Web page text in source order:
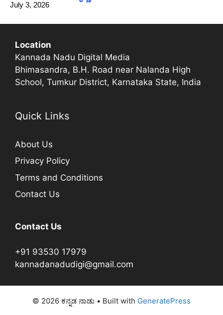
July 3, 2026
Location
Kannada Nadu Digital Media
Bhimasandra, B.H. Road near Nalanda High
School, Tumkur District, Karnataka State, India
Quick Links
About Us
Privacy Policy
Terms and Conditions
Contact Us
Contact Us
+91 93530 17979
kannadanadudigi@gmail.com
© 2026 ಕನ್ನಡ ನಾಡು • Built with GeneratePress